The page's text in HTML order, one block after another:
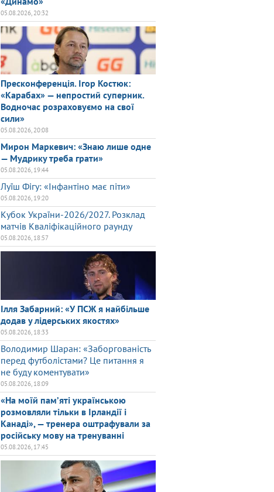
05.08.2026, 20:32
Пресконференція. Ігор Костюк:
«Карабах» — непростий суперник.
Водночас розраховуємо на свої
сили»
05.08.2026, 20:08
Мирон Маркевич: «Знаю лише одне
— Мудрику треба грати»
05.08.2026, 19:44
Луїш Фігу: «Інфантіно має піти»
05.08.2026, 19:20
Кубок України-2026/2027. Розклад
матчів Кваліфікаційного раунду
05.08.2026, 18:57
Ілля Забарний: «У ПСЖ я найбільше
додав у лідерських якостях»
05.08.2026, 18:33
Володимир Шаран: «Заборгованість
перед футболістами? Це питання я
не буду коментувати»
05.08.2026, 18:09
«На моїй памʼяті українською
розмовляли тільки в Ірландії і
Канаді», — тренера оштрафували за
російську мову на тренуванні
05.08.2026, 17:45